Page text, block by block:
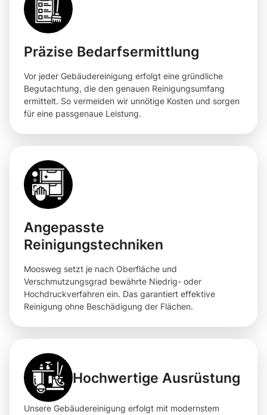
Präzise Bedarfsermittlung
Vor jeder Gebäudereinigung erfolgt eine gründliche
Begutachtung, die den genauen Reinigungsumfang
ermittelt. So vermeiden wir unnötige Kosten und sorgen
für eine passgenaue Leistung.
Angepasste
Reinigungstechniken
Moosweg setzt je nach Oberfläche und
Verschmutzungsgrad bewährte Niedrig- oder
Hochdruckverfahren ein. Das garantiert effektive
Reinigung ohne Beschädigung der Flächen.
Hochwertige Ausrüstung
Unsere Gebäudereinigung erfolgt mit modernstem